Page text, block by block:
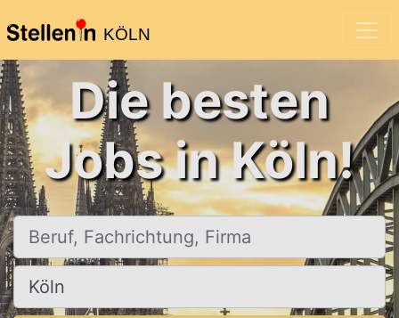
KÖLN
Die besten
Jobs in Köln!
Beruf, Fachrichtung, Firma
Ort, Stadt